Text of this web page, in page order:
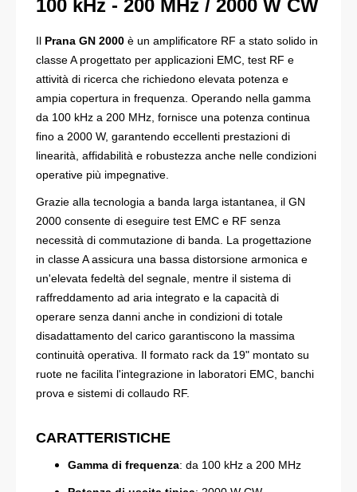
100 kHz - 200 MHz / 2000 W CW
Il Prana GN 2000 è un amplificatore RF a stato solido in
classe A progettato per applicazioni EMC, test RF e
attività di ricerca che richiedono elevata potenza e
ampia copertura in frequenza. Operando nella gamma
da 100 kHz a 200 MHz, fornisce una potenza continua
fino a 2000 W, garantendo eccellenti prestazioni di
linearità, affidabilità e robustezza anche nelle condizioni
operative più impegnative.
Grazie alla tecnologia a banda larga istantanea, il GN
2000 consente di eseguire test EMC e RF senza
necessità di commutazione di banda. La progettazione
in classe A assicura una bassa distorsione armonica e
un'elevata fedeltà del segnale, mentre il sistema di
raffreddamento ad aria integrato e la capacità di
operare senza danni anche in condizioni di totale
disadattamento del carico garantiscono la massima
continuità operativa. Il formato rack da 19" montato su
ruote ne facilita l'integrazione in laboratori EMC, banchi
prova e sistemi di collaudo RF.
CARATTERISTICHE
Gamma di frequenza: da 100 kHz a 200 MHz